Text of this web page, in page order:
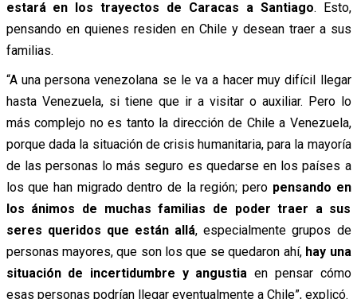
estará en los trayectos de Caracas a Santiago. Esto,
pensando en quienes residen en Chile y desean traer a sus
familias.
“A una persona venezolana se le va a hacer muy difícil llegar
hasta Venezuela, si tiene que ir a visitar o auxiliar. Pero lo
más complejo no es tanto la dirección de Chile a Venezuela,
porque dada la situación de crisis humanitaria, para la mayoría
de las personas lo más seguro es quedarse en los países a
los que han migrado dentro de la región; pero pensando en
los ánimos de muchas familias de poder traer a sus
seres queridos que están allá, especialmente grupos de
personas mayores, que son los que se quedaron ahí, hay una
situación de incertidumbre y angustia en pensar cómo
esas personas podrían llegar eventualmente a Chile”, explicó.